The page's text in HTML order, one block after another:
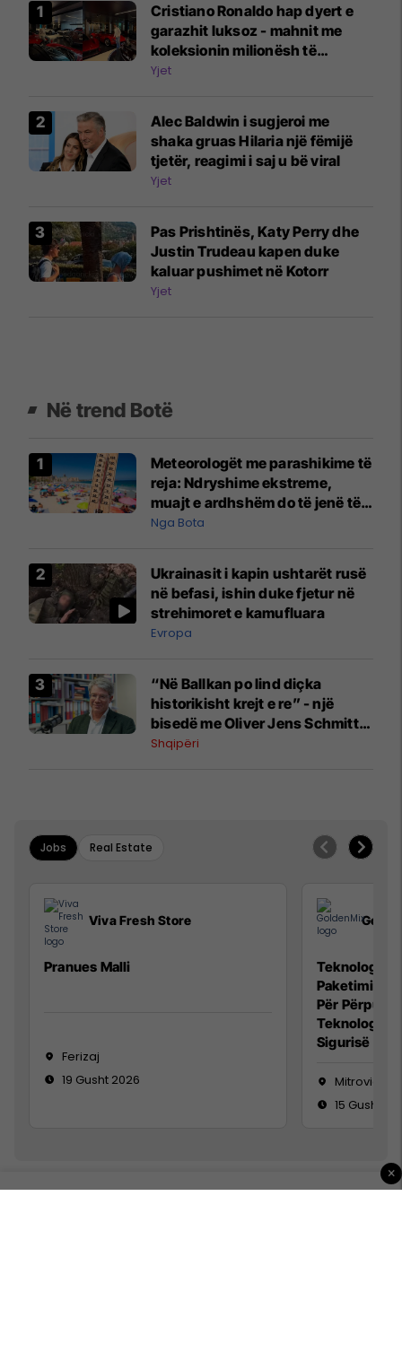
Cristiano Ronaldo hap dyert e
garazhit luksoz - mahnit me
koleksionin milionësh të
veturave
Yjet
Alec Baldwin i sugjeroi me
shaka gruas Hilaria një fëmijë
tjetër, reagimi i saj u bë viral
Yjet
Pas Prishtinës, Katy Perry dhe
Justin Trudeau kapen duke
kaluar pushimet në Kotorr
Yjet
Në trend Botë
Meteorologët me parashikime të
reja: Ndryshime ekstreme,
muajt e ardhshëm do të jenë të
pazakontë
Nga Bota
Ukrainasit i kapin ushtarët rusë
në befasi, ishin duke fjetur në
strehimoret e kamufluara
Evropa
“Në Ballkan po lind diçka
historikisht krejt e re” - një
bisedë me Oliver Jens Schmitt
mbi protestat në Shqipëri dhe të
Shqipëri
Jobs Real Estate
Viva Fresh Store
Pranues Malli
Ferizaj
19 Gusht 2026
Teknolog/e
Paketimin e
Për
Teknolog/e
Sigurisë së
Mitrovicë
15 Gusht
×